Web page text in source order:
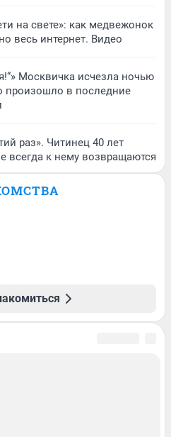
на свете»: как медвежонок
весь интернет. Видео
Москвичка исчезла ночью
произошло в последние
раз». Читинец 40 лет
всегда к нему возвращаются